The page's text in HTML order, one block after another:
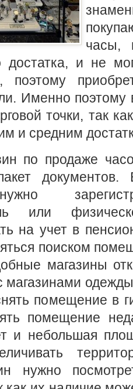
часы,
достатка, и не
поэтому
Именно поэтому
точки, так
и средним
по продаже
или
на учет в
поиском
магазины
магазинами
помещение в
помещение
и небольшая
нужно